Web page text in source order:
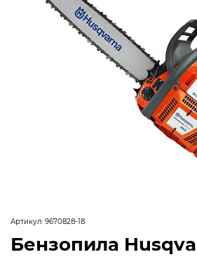
Артикул: 9670828-18
Бензопила